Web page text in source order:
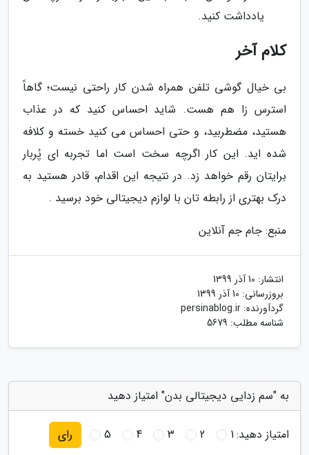
یادداشت کنید.
کلام آخر
بی خیال گوشی تلفن همراه شدن کار راحتی نیست؛ گاهاً
استرس زا هم هست. شاید احساس کنید که در عذاب
هستید، مضطربید، و حتی احساس می کنید خسته و کلافه
شده اید. این کار اگرچه سخت است اما تجربه ای پُربار
برایتان رقم خواهد زد. در نتیجه این اقدام، قادر هستید به
درک بهتری از رابطه تان با لوازم دیجیتالی خود برسید .
منبع: جام جم آنلاین
انتشار: 10 آذر 1399
بروزرسانی: 10 آذر 1399
گردآورنده: persinablog.ir
شناسه مطلب: 5679
به "سم زدایی دیجیتالی بدن" امتیاز دهید
امتیاز دهید:1
2
3
4
5 رای